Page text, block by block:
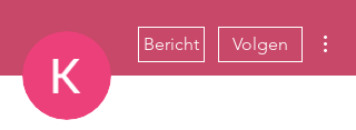
Bericht Volgen